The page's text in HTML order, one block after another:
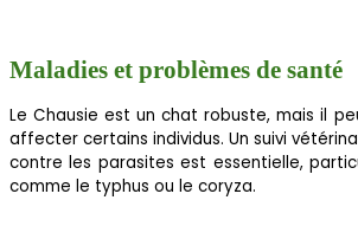
Maladies et problèmes de santé
Le Chausie est un chat robuste, mais il
affecter certains individus. Un suivi
contre les parasites est essentielle,
comme le typhus ou le coryza.